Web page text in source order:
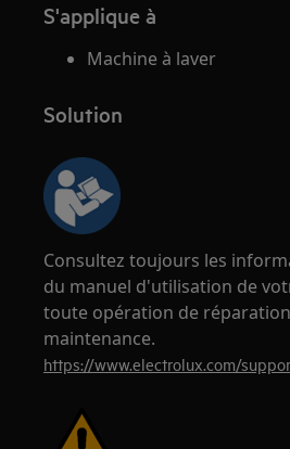
S'applique à
Machine à laver
Solution
Consultez toujours les
du manuel d'utilisation de
toute opération de
maintenance.
https://www.electrolux.com/